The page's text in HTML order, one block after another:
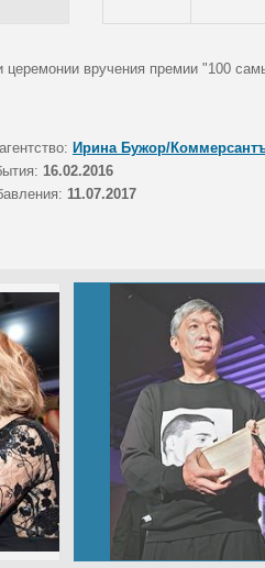
вручения премии "100
Ирина Бужор/
16.02.2016
11.07.2017